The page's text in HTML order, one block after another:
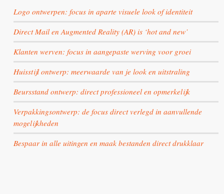
Logo ontwerpen: focus in aparte visuele look of identiteit
Direct Mail en Augmented Reality (AR) is ‘hot and new’
Klanten werven: focus in aangepaste werving voor groei
Huisstijl ontwerp: meerwaarde van je look en uitstraling
Beursstand ontwerp: direct professioneel en opmerkelijk
Verpakkingsontwerp: de focus direct verlegd in aanvullende
mogelijkheden
Bespaar in alle uitingen en maak bestanden direct drukklaar